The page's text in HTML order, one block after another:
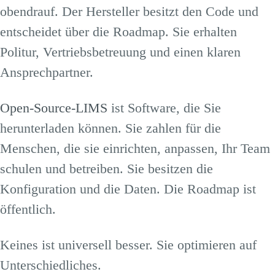
obendrauf. Der Hersteller besitzt den Code und
entscheidet über die Roadmap. Sie erhalten
Politur, Vertriebsbetreuung und einen klaren
Ansprechpartner.
Open-Source-LIMS ist Software, die Sie
herunterladen können. Sie zahlen für die
Menschen, die sie einrichten, anpassen, Ihr Team
schulen und betreiben. Sie besitzen die
Konfiguration und die Daten. Die Roadmap ist
öffentlich.
Keines ist universell besser. Sie optimieren auf
Unterschiedliches.